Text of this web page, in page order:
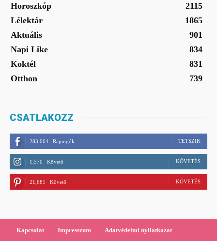
Horoszkóp
2115
Lélektár
1865
Aktuális
901
Napi Like
834
Koktél
831
Otthon
739
CSATLAKOZZ
283,064 Rajongók TETSZIK
1,570 Követő KÖVETÉS
21,681 Követő KÖVETÉS
Kapcsolat Impresszum Adatvédelmi nyilatkozat